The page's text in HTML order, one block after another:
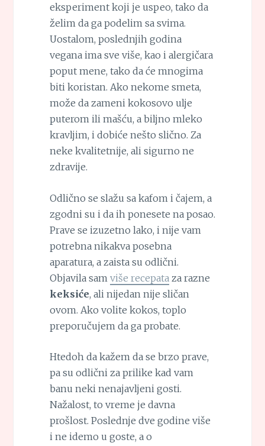
eksperiment koji je uspeo, tako da
želim da ga podelim sa svima.
Uostalom, poslednjih godina
vegana ima sve više, kao i alergičara
poput mene, tako da će mnogima
biti koristan. Ako nekome smeta,
može da zameni kokosovo ulje
puterom ili mašću, a biljno mleko
kravljim, i dobiće nešto slično. Za
neke kvalitetnije, ali sigurno ne
zdravije.
Odlično se slažu sa kafom i čajem, a
zgodni su i da ih ponesete na posao.
Prave se izuzetno lako, i nije vam
potrebna nikakva posebna
aparatura, a zaista su odlični.
Objavila sam više recepata za razne
keksiće, ali nijedan nije sličan
ovom. Ako volite kokos, toplo
preporučujem da ga probate.
Htedoh da kažem da se brzo prave,
pa su odlični za prilike kad vam
banu neki nenajavljeni gosti.
Nažalost, to vreme je davna
prošlost. Poslednje dve godine više
i ne idemo u goste, a o